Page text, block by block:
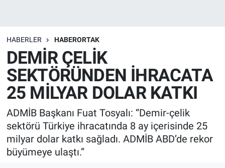
HABERLER HABERORTAK
DEMİR ÇELİK
SEKTÖRÜNDEN İHRACATA
25 MİLYAR DOLAR KATKI
ADMİB Başkanı Fuat Tosyalı: “Demir-çelik
sektörü Türkiye ihracatında 8 ay içerisinde 25
milyar dolar katkı sağladı. ADMİB ABD’de rekor
büyümeye ulaştı.”
Depolama Çözümleri
İnşaat ve Malzeme
HaberOrtak
EndüstriST
Enerjisini Üreten Fabrikalar